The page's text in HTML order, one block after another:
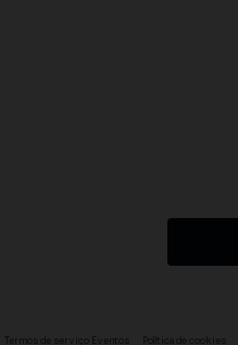
Termos de serviço Eventos Política de cookies